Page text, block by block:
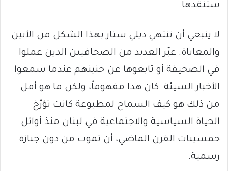
ستنقذها.
لا ينبغي أن تنتهي ديلي ستار بهذا الشكل من الأنين
والمعاناة. عبّر العديد من الصحافيين الذين عملوا
في الصحيفة أو تابعوها عن حنينهم عندما سمعوا
الأخبار السيئة. كان هذا مفهوماً، ولكن ما هو أقل
من ذلك هو كيف السماح لمطبوعة كانت تؤرّخ
الحياة السياسية والاجتماعية في لبنان منذ أوائل
خمسينات القرن الماضي، أن تموت من دون جنازة
رسمية.